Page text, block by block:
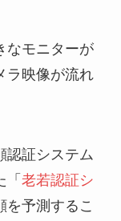
なモニターが
ラ映像が流れ
認証システム
老若認証シ
を予測するこ